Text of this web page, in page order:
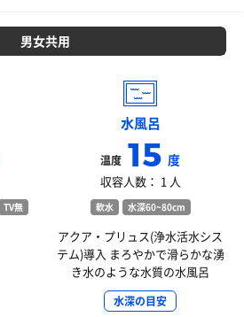
男女共用
TV無
水風呂
温度 15度
収容人数： 1 人
軟水 水深60~80cm
アクア・プリュス(浄水活水シス
テム)導入 まろやかで滑らかな湧
き水のような水質の水風呂
水深の目安